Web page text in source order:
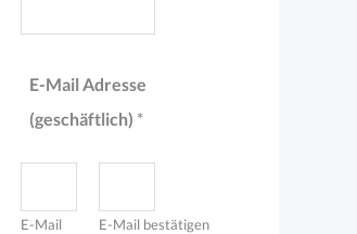
r
E-Mail Adresse
(geschäftlich) *
E-Mail E-Mail bestätigen